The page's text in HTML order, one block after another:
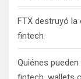
FTX destruyó
fintech
Quiénes